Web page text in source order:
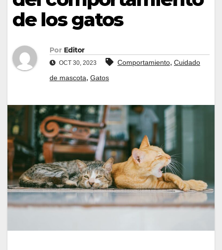
de los gatos
Por Editor
OCT 30, 2023 Comportamiento, Cuidado
de mascota, Gatos